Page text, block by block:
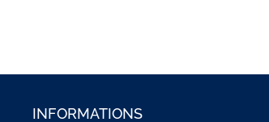
INFORMATIONS